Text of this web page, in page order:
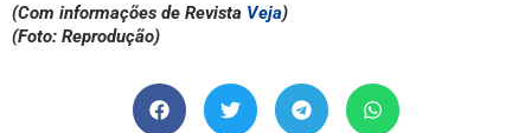
(Com informações de Revista Veja)
(Foto: Reprodução)